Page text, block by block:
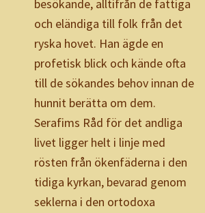
besökande, alltifrån de fattiga
och eländiga till folk från det
ryska hovet. Han ägde en
profetisk blick och kände ofta
till de sökandes behov innan de
hunnit berätta om dem.
Serafims Råd för det andliga
livet ligger helt i linje med
rösten från ökenfäderna i den
tidiga kyrkan, bevarad genom
seklerna i den ortodoxa